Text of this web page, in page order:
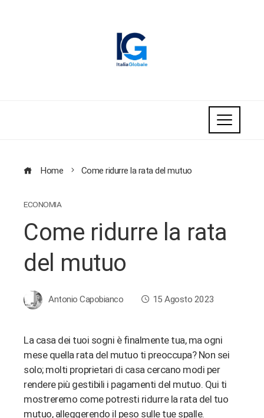
Home Come ridurre la rata del mutuo
ECONOMIA
Come ridurre la rata
del mutuo
Antonio Capobianco 15 Agosto 2023
La casa dei tuoi sogni è finalmente tua, ma ogni
mese quella rata del mutuo ti preoccupa? Non sei
solo; molti proprietari di casa cercano modi per
rendere più gestibili i pagamenti del mutuo. Qui ti
mostreremo come potresti ridurre la rata del tuo
mutuo, alleggerendo il peso sulle tue spalle.